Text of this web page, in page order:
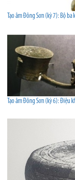
Tạo âm Đông Sơn (kỳ 7): Bộ
Tạo âm Đông Sơn (kỳ 6): Điệu